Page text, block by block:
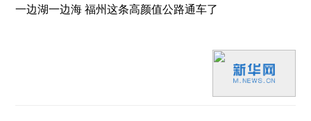
一边湖一边海 福州这条高颜值公路通车了